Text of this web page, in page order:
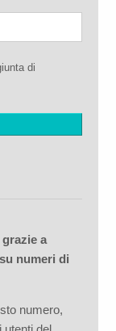
di
a
numeri di
numero,